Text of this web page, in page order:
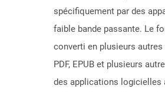
spécifiquement par des
faible bande passante. Le
converti en plusieurs
PDF, EPUB et plusieurs
des applications logicielles